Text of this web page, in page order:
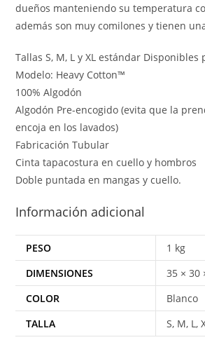
dueños manteniendo su temperatura
además son muy comilones y tienen
Tallas S, M, L y XL estándar Disponibles
Modelo: Heavy Cotton™
100% Algodón
Algodón Pre-encogido (evita que la
encoja en los lavados)
Fabricación Tubular
Cinta tapacostura en cuello y hombros
Doble puntada en mangas y cuello.
Información adicional
PESO
1 kg
DIMENSIONES
35 × 30
COLOR
Blanco
TALLA
S, M, L,